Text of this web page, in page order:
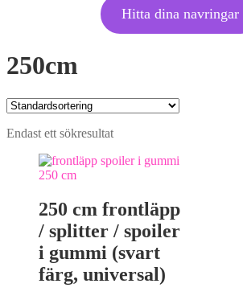
250cm
Endast ett sökresultat
250 cm frontläpp
/ splitter / spoiler
i gummi (svart
färg, universal)
Hitta dina navringar